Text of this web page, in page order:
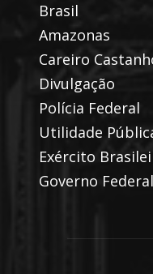
Brasil
Amazonas
Careiro
Divulgação
Polícia Federal
Utilidade
Exército
Governo Federal